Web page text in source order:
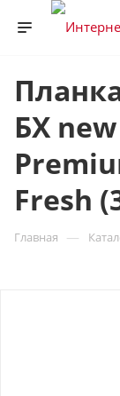
БХ
Fresh
Главная —